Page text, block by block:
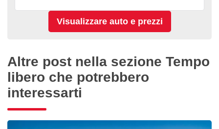
Altre post nella sezione Tempo
libero che potrebbero
interessarti